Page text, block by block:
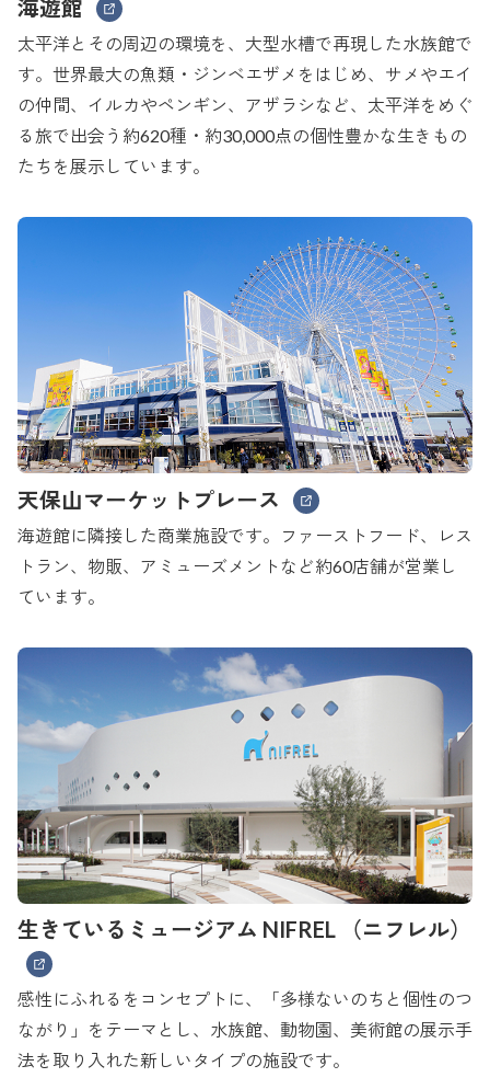
海遊館
太平洋とその周辺の環境を、大型水槽で再現した水族館で
す。世界最大の魚類・ジンベエザメをはじめ、サメやエイ
の仲間、イルカやペンギン、アザラシなど、太平洋をめぐ
る旅で出会う約620種・約30,000点の個性豊かな生きもの
たちを展示しています。
天保山マーケットプレース
海遊館に隣接した商業施設です。ファーストフード、レス
トラン、物販、アミューズメントなど約60店舗が営業し
ています。
生きているミュージアム NIFREL （ニフレル）
感性にふれるをコンセプトに、「多様ないのちと個性のつ
ながり」をテーマとし、水族館、動物園、美術館の展示手
法を取り入れた新しいタイプの施設です。